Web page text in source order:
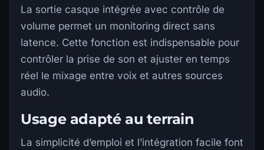
La sortie casque intégrée avec contrôle de
volume permet un monitoring direct sans
latence. Cette fonction est indispensable pour
contrôler la prise de son et ajuster en temps
réel le mixage entre voix et autres sources
audio.
Usage adapté au terrain
La simplicité d’emploi et l’intégration facile font